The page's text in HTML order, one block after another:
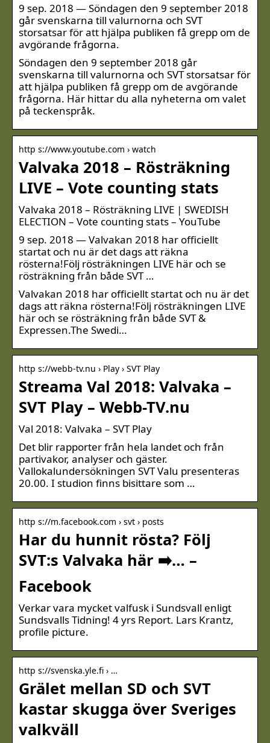
9 sep. 2018 — Söndagen den 9 september 2018
går svenskarna till valurnorna och SVT
storsatsar för att hjälpa publiken få grepp om de
avgörande frågorna.
Söndagen den 9 september 2018 går
svenskarna till valurnorna och SVT storsatsar för
att hjälpa publiken få grepp om de avgörande
frågorna. Här hittar du alla nyheterna om valet
på teckenspråk.
http s://www.youtube.com › watch
Valvaka 2018 – Rösträkning
LIVE – Vote counting stats
Valvaka 2018 – Rösträkning LIVE | SWEDISH
ELECTION – Vote counting stats – YouTube
9 sep. 2018 — Valvakan 2018 har officiellt
startat och nu är det dags att räkna
rösterna!Följ rösträkningen LIVE här och se
rösträkning från både SVT …
Valvakan 2018 har officiellt startat och nu är det
dags att räkna rösterna!Följ rösträkningen LIVE
här och se rösträkning från både SVT &
Expressen.The Swedi…
http s://webb-tv.nu › Play › SVT Play
Streama Val 2018: Valvaka –
SVT Play – Webb-TV.nu
Val 2018: Valvaka – SVT Play
Det blir rapporter från hela landet och från
partivakor, analyser och gäster.
Vallokalundersökningen SVT Valu presenteras
20.00. I studion finns bisittare som …
http s://m.facebook.com › svt › posts
Har du hunnit rösta? Följ
SVT:s Valvaka här ➡️… –
Facebook
Verkar vara mycket valfusk i Sundsvall enligt
Sundsvalls Tidning! 4 yrs Report. Lars Krantz,
profile picture.
http s://svenska.yle.fi › …
Grälet mellan SD och SVT
kastar skugga över Sveriges
valkväll